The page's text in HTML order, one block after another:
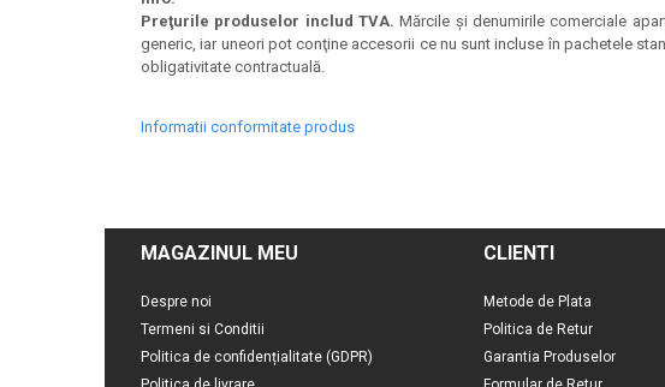
Preţurile produselor includ TVA. Mărcile şi denumirile comerciale
generic, iar uneori pot conţine accesorii ce nu sunt incluse în pachetele
obligativitate contractuală.
Informatii conformitate produs
MAGAZINUL MEU
Despre noi
Termeni si Conditii
Politica de confidențialitate (GDPR)
CLIENTI
Metode de Plata
Politica de Retur
Garantia Produselor